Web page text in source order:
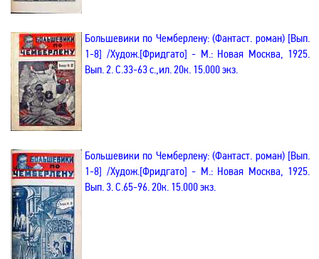
Большевики по Чемберлену:(Фантаст. роман) [Вып.
1-8] /Худож.[Фридгато] - М.: Новая Москва, 1925.
Вып. 2. С.33-63с.,ил. 20к. 15.000 экз.
Большевики по Чемберлену:(Фантаст. роман) [Вып.
1-8] /Худож.[Фридгато] - М.: Новая Москва, 1925.
Вып. 3. С.65-96. 20к. 15.000 экз.